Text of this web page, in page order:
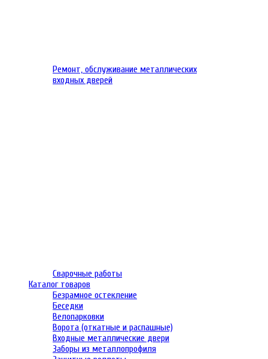
Ремонт, обслуживание металлических
входных дверей
Сварочные работы
Каталог товаров
Безрамное остекление
Беседки
Велопарковки
Ворота (откатные и распашные)
Входные металлические двери
Заборы из металлопрофиля